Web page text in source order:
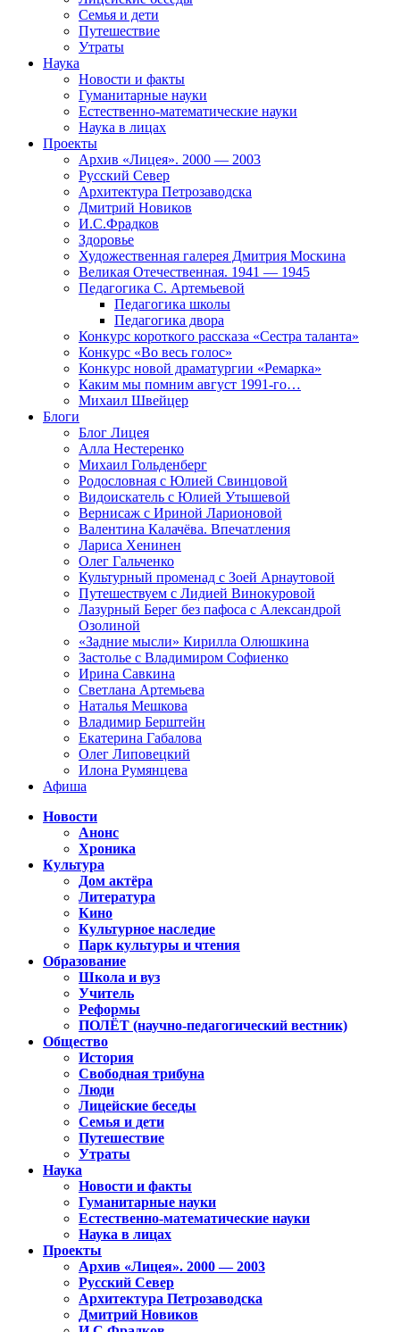
Семья и дети
Путешествие
Утраты
Наука
Новости и факты
Гуманитарные науки
Естественно-математические науки
Наука в лицах
Проекты
Архив «Лицея». 2000 — 2003
Русский Север
Архитектура Петрозаводска
Дмитрий Новиков
И.С.Фрадков
Здоровье
Художественная галерея Дмитрия Москина
Великая Отечественная. 1941 — 1945
Педагогика С. Артемьевой
Педагогика школы
Педагогика двора
Конкурс короткого рассказа «Сестра таланта»
Конкурс «Во весь голос»
Конкурс новой драматургии «Ремарка»
Каким мы помним август 1991-го…
Михаил Швейцер
Блоги
Блог Лицея
Алла Нестеренко
Михаил Гольденберг
Родословная с Юлией Свинцовой
Видоискатель с Юлией Утышевой
Вернисаж с Ириной Ларионовой
Валентина Калачёва. Впечатления
Лариса Хенинен
Олег Гальченко
Культурный променад с Зоей Арнаутовой
Путешествуем с Лидией Винокуровой
Лазурный Берег без пафоса с Александрой
Озолиной
«Задние мысли» Кирилла Олюшкина
Застолье с Владимиром Софиенко
Ирина Савкина
Светлана Артемьева
Наталья Мешкова
Владимир Берштейн
Екатерина Габалова
Олег Липовецкий
Илона Румянцева
Афиша
Новости
Анонс
Хроника
Культура
Дом актёра
Литература
Кино
Культурное наследие
Парк культуры и чтения
Образование
Школа и вуз
Учитель
Реформы
ПОЛЁТ (научно-педагогический вестник)
Общество
История
Свободная трибуна
Люди
Лицейские беседы
Семья и дети
Путешествие
Утраты
Наука
Новости и факты
Гуманитарные науки
Естественно-математические науки
Наука в лицах
Проекты
Архив «Лицея». 2000 — 2003
Русский Север
Архитектура Петрозаводска
Дмитрий Новиков